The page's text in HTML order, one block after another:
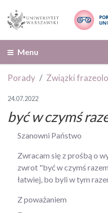
Menu
Porady Związki
24.07.2022
być w czymś
Szanowni Państwo
Zwracam się z prośbą o
zwrot "być w czymś
łatwiej, bo byli w tym
Z poważaniem